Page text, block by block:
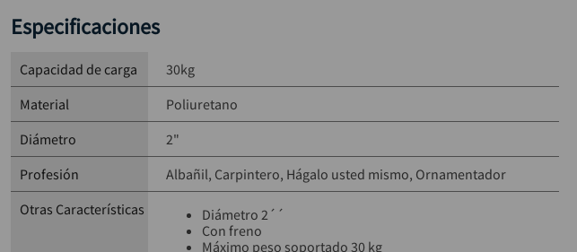
Especificaciones
Capacidad de carga
30kg
Material
Poliuretano
Diámetro
2"
Profesión
Albañil Carpintero Hágalo usted mismo Ornamentador
Otras Características
Diámetro 2´´
Con freno
Máximo peso soportado 30 kg